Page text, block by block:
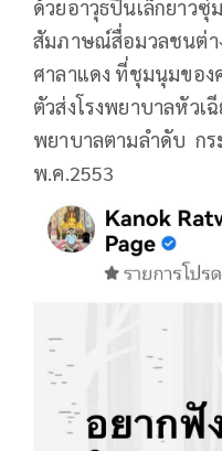
ด้วยอาวุธปืนเล็กยาว
สัมภาษณ์สื่อมวลชนต่า
ศาลาแดง ที่ชุมนุมของ
ตัวส่งโรงพยาบาลหัวเ
พยาบาลตามลำดับ กร
พ.ค.2553